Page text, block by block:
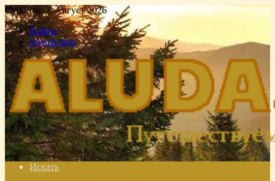
Суббота , 8 Август 2026
Войти
Switch skin
Искать